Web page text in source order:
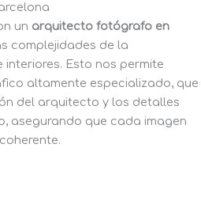
un arquitecto fotógrafo en
complejidades de la
Esto nos permite
altamente especializado, que
del arquitecto y los detalles
asegurando que cada imagen